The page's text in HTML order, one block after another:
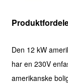
Den 12 kW
har en 230V
amerikanske